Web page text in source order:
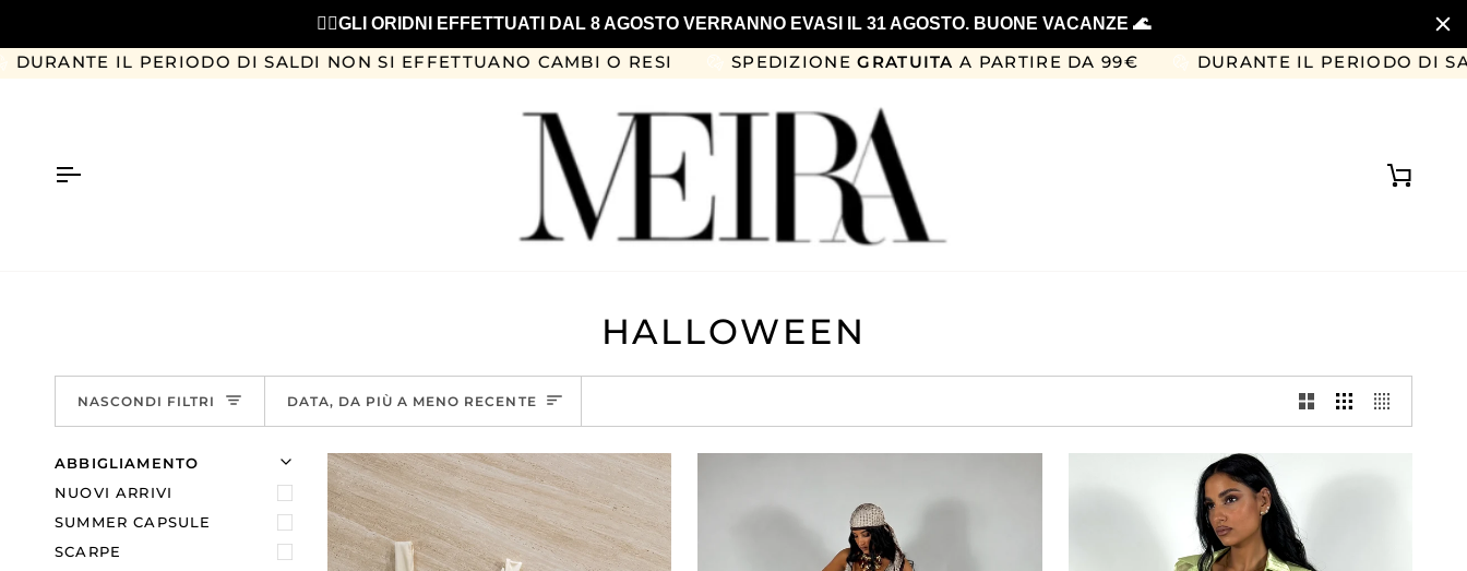
❤️‍🔥GLI ORIDNI EFFETTUATI DAL 8 AGOSTO VERRANNO EVASI IL 31 AGOSTO. BUONE VACANZE 🌊
contenuto
PERIODO DI SALDI NON SI EFFETTUANO CAMBI O RESI SPEDIZIONEGRATUITAA PARTIRE DA 99€ DURANTE IL PERIODO DI SALDI NON SI
HALLOWEEN
NASCONDI FILTRI ORDINA
DATA, DA PIÙ A MENO RECENTE
ABBIGLIAMENTO
NUOVI ARRIVI
SUMMER CAPSULE
SCARPE